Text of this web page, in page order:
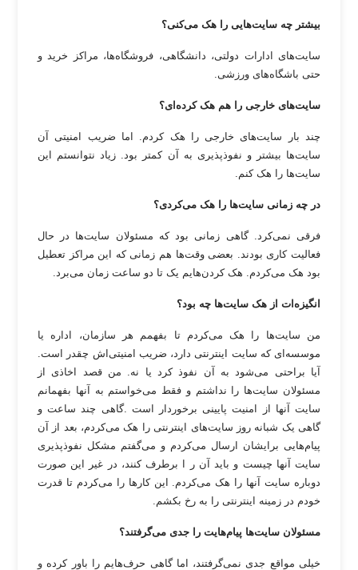
بیشتر چه سایت‌هایی را هک می‌کنی؟
سایت‌های ادارات دولتی، دانشگاهی، فروشگاه‌ها، مراکز خرید و
حتی باشگاه‌های ورزشی.
سایت‌های خارجی را هم هک کرده‌ای؟
چند بار سایت‌های خارجی را هک کردم. اما ضریب امنیتی آن
سایت‌ها بیشتر و نفوذپذیری به آن کمتر بود. زیاد نتوانستم این
سایت‌ها را هک کنم.
در چه زمانی سایت‌ها را هک می‌کردی؟
فرقی نمی‌کرد. گاهی زمانی بود که مسئولان سایت‌ها در حال
فعالیت کاری بودند. بعضی وقت‌ها هم زمانی که این مراکز تعطیل
بود هک می‌کردم. هک کردن‌هایم یک تا دو ساعت زمان می‌برد.
انگیزه‌ات از هک سایت‌ها چه بود؟
من سایت‌ها را هک می‌کردم تا بفهمم هر سازمان، اداره یا
موسسه‌ای که سایت اینترنتی دارد، ضریب امنیتی‌اش چقدر است.
آیا براحتی می‌شود به آن نفوذ کرد یا نه. من قصد اخاذی از
مسئولان سایت‌ها را نداشتم و فقط می‌خواستم به آنها بفهمانم
سایت آنها از امنیت پایینی برخوردار است .گاهی چند ساعت و
گاهی یک شبانه روز سایت‌های اینترنتی را هک می‌کردم، بعد از آن
پیام‌هایی برایشان ارسال می‌کردم و می‌گفتم مشکل نفوذپذیری
سایت آنها چیست و باید آن ر ا برطرف کنند، در غیر این صورت
دوباره سایت آنها را هک می‌کردم. این کارها را می‌کردم تا قدرت
خودم در زمینه اینترنتی را به رخ بکشم.
مسئولان سایت‌ها پیام‌هایت را جدی می‌گرفتند؟
خیلی مواقع جدی نمی‌گرفتند، اما گاهی حرف‌هایم را باور کرده و